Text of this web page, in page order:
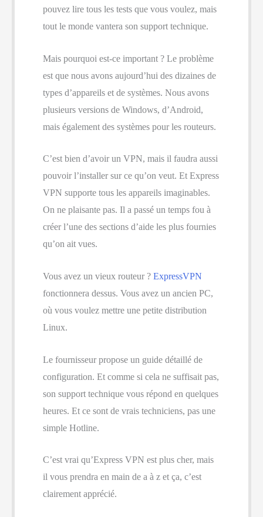
pouvez lire tous les tests que vous voulez, mais
tout le monde vantera son support technique.
Mais pourquoi est-ce important ? Le problème
est que nous avons aujourd’hui des dizaines de
types d’appareils et de systèmes. Nous avons
plusieurs versions de Windows, d’Android,
mais également des systèmes pour les routeurs.
C’est bien d’avoir un VPN, mais il faudra aussi
pouvoir l’installer sur ce qu’on veut. Et Express
VPN supporte tous les appareils imaginables.
On ne plaisante pas. Il a passé un temps fou à
créer l’une des sections d’aide les plus fournies
qu’on ait vues.
Vous avez un vieux routeur ? ExpressVPN
fonctionnera dessus. Vous avez un ancien PC,
où vous voulez mettre une petite distribution
Linux.
Le fournisseur propose un guide détaillé de
configuration. Et comme si cela ne suffisait pas,
son support technique vous répond en quelques
heures. Et ce sont de vrais techniciens, pas une
simple Hotline.
C’est vrai qu’Express VPN est plus cher, mais
il vous prendra en main de a à z et ça, c’est
clairement apprécié.